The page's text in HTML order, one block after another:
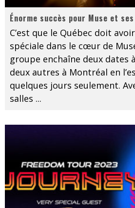
Énorme succès pour Muse et
C’est que le Québec doit
spéciale dans le cœur de
groupe enchaîne deux dates
deux autres à Montréal en
quelques jours seulement.
salles ...